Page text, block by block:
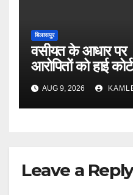
बिलासपुर
वसीयत के आधार पर
आरोपितों को हाई
AUG 9, 2026
Leave a Reply